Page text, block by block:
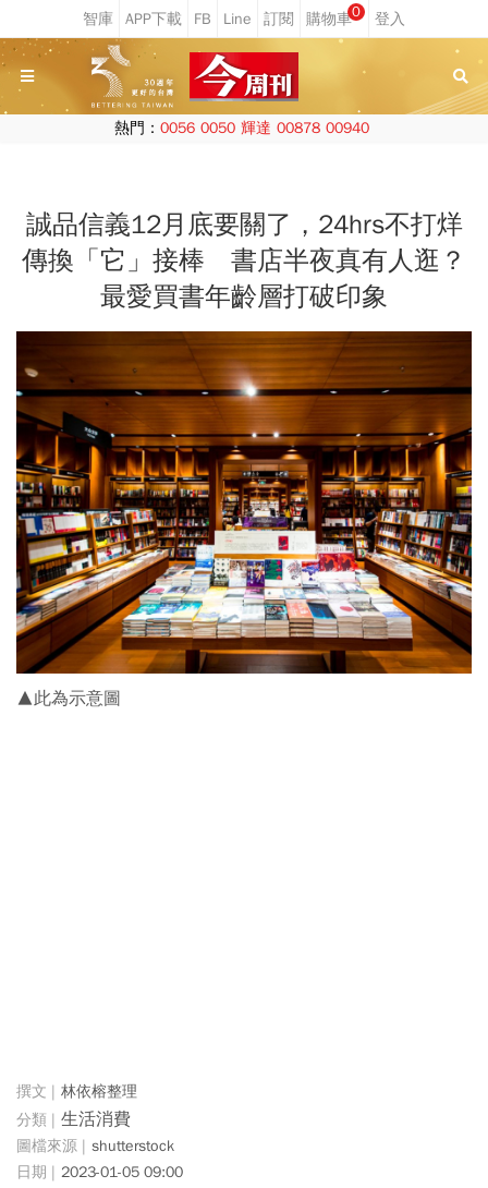
0
熱門： 0056 0050 輝達 00878 00940
誠品信義12月底要關了，24hrs不打烊
傳換「它」接棒 書店半夜真有人逛？
最愛買書年齡層打破印象
▲此為示意圖
林依榕整理
生活消費
shutterstock
2023-01-05 09:00